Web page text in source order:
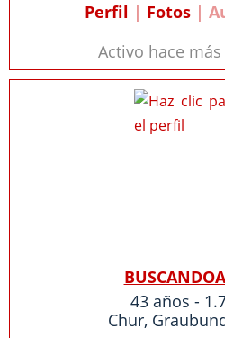
Perfil | Fotos|
Activo hace
43 años -
Chur,